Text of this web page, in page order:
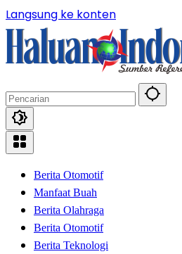
Langsung ke konten
Berita Otomotif
Manfaat Buah
Berita Olahraga
Berita Otomotif
Berita Teknologi